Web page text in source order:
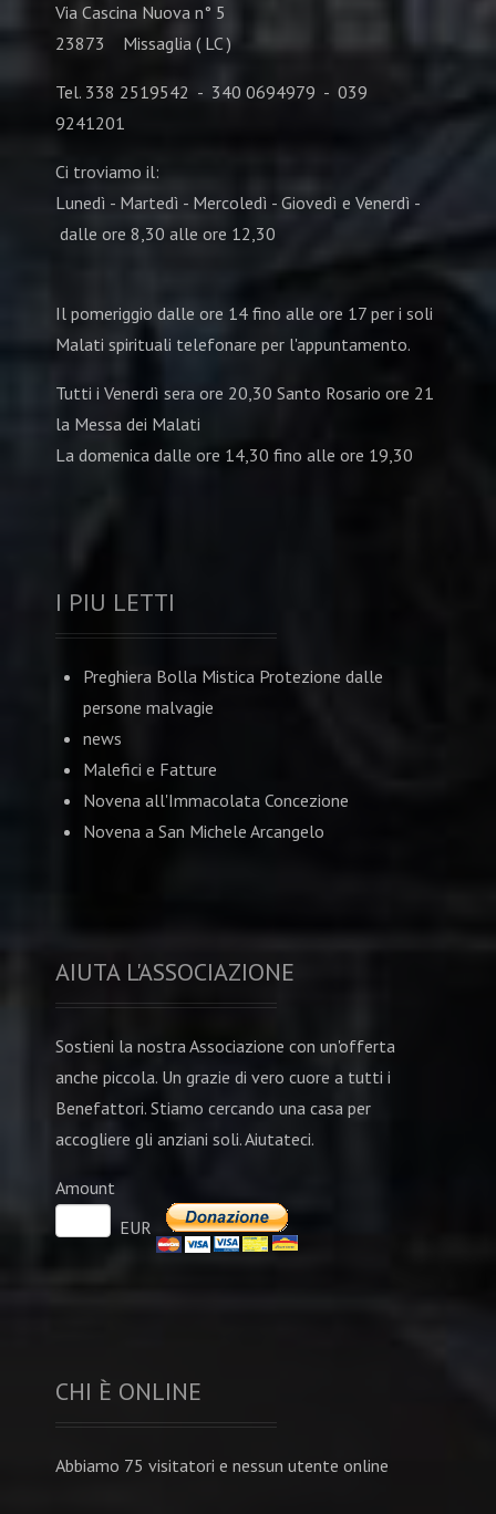
Via Cascina Nuova n° 5
23873 Missaglia ( LC )
Tel. 338 2519542 - 340 0694979 - 039
9241201
Ci troviamo il:
Lunedì - Martedì - Mercoledì - Giovedì e Venerdì -
dalle ore 8,30 alle ore 12,30
Il pomeriggio dalle ore 14 fino alle ore 17 per i soli
Malati spirituali telefonare per l'appuntamento.
Tutti i Venerdì sera ore 20,30 Santo Rosario ore 21
la Messa dei Malati
La domenica dalle ore 14,30 fino alle ore 19,30
I PIU LETTI
Preghiera Bolla Mistica Protezione dalle
persone malvagie
news
Malefici e Fatture
Novena all'Immacolata Concezione
Novena a San Michele Arcangelo
AIUTA L'ASSOCIAZIONE
Sostieni la nostra Associazione con un'offerta
anche piccola. Un grazie di vero cuore a tutti i
Benefattori. Stiamo cercando una casa per
accogliere gli anziani soli. Aiutateci.
Amount
EUR
CHI È ONLINE
Abbiamo 75 visitatori e nessun utente online